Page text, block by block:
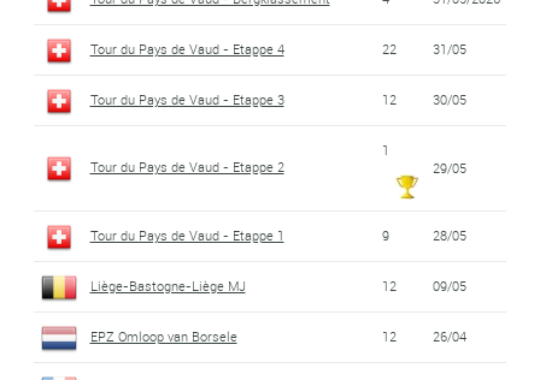
Tour du Pays de Vaud - Etappe 4 22 31/05
Tour du Pays de Vaud - Etappe 3 12 30/05
Tour du Pays de Vaud - Etappe 2
1
29/05
Tour du Pays de Vaud - Etappe 1 9 28/05
Liège-Bastogne-Liège MJ 12 09/05
EPZ Omloop van Borsele 12 26/04